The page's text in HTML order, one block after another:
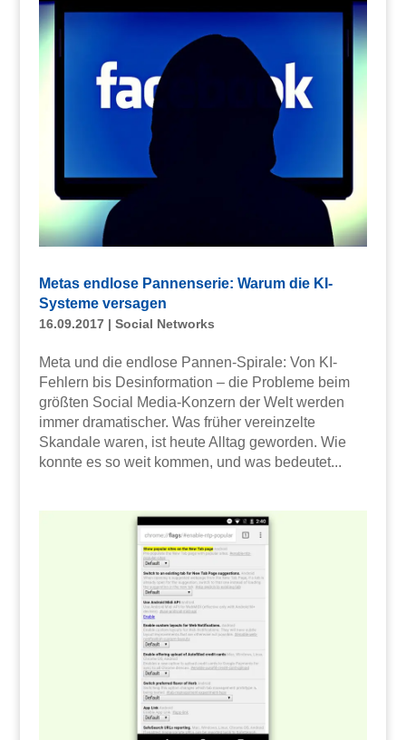
Metas endlose Pannenserie: Warum die KI-
Systeme versagen
16.09.2017| Social Networks
Meta und die endlose Pannen-Spirale: Von KI-
Fehlern bis Desinformation – die Probleme beim
größten Social Media-Konzern der Welt werden
immer dramatischer. Was früher vereinzelte
Skandale waren, ist heute Alltag geworden. Wie
konnte es so weit kommen, und was bedeutet...